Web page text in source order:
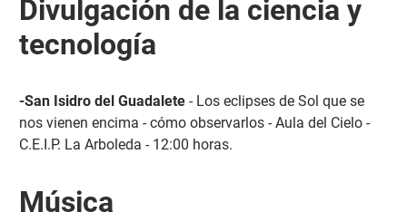
Divulgación de la ciencia y
tecnología
-San Isidro del Guadalete- Los eclipses de Sol que se
nos vienen encima - cómo observarlos - Aula del Cielo -
C.E.I.P. La Arboleda - 12:00 horas.
Música